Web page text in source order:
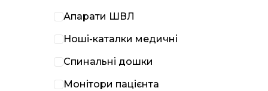
Апарати ШВЛ
Ноші-каталки медичні
Спинальні дошки
Монітори пацієнта